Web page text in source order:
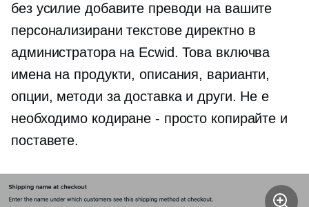
без усилие добавите преводи на вашите
персонализирани текстове директно в
администратора на Ecwid. Това включва
имена на продукти, описания, варианти,
опции, методи за доставка и други. Не е
необходимо кодиране - просто копирайте и
поставете.